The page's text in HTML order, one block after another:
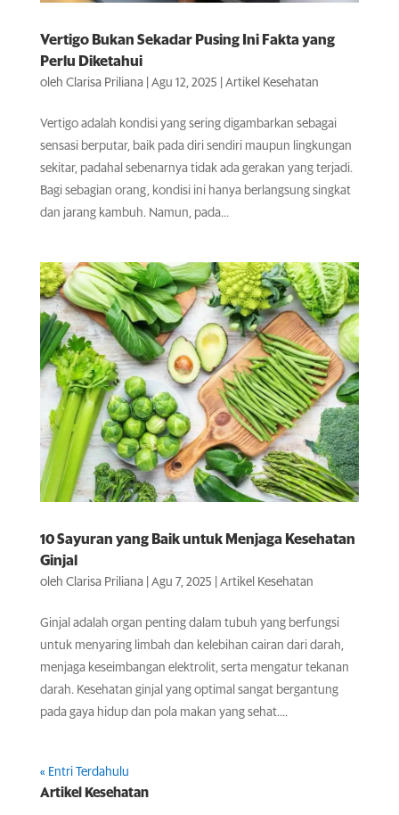
Vertigo Bukan Sekadar Pusing Ini Fakta yang
Perlu Diketahui
oleh Clarisa Priliana| Agu 12, 2025 Artikel Kesehatan
Vertigo adalah kondisi yang sering digambarkan sebagai
sensasi berputar, baik pada diri sendiri maupun lingkungan
sekitar, padahal sebenarnya tidak ada gerakan yang terjadi.
Bagi sebagian orang, kondisi ini hanya berlangsung singkat
dan jarang kambuh. Namun, pada...
10 Sayuran yang Baik untuk Menjaga Kesehatan
Ginjal
oleh Clarisa Priliana| Agu 7, 2025 Artikel Kesehatan
Ginjal adalah organ penting dalam tubuh yang berfungsi
untuk menyaring limbah dan kelebihan cairan dari darah,
menjaga keseimbangan elektrolit, serta mengatur tekanan
darah. Kesehatan ginjal yang optimal sangat bergantung
pada gaya hidup dan pola makan yang sehat....
« Entri Terdahulu
Artikel Kesehatan